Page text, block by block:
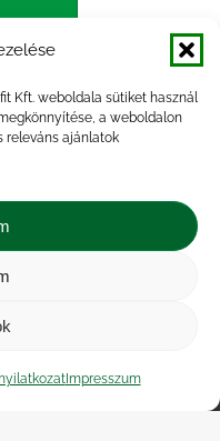
Kft. weboldala sütiket használ
a weboldalon
releváns ajánlatok
Impresszum
nyilatkozat
|